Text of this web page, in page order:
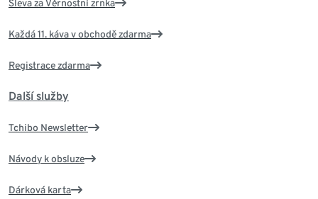
Sleva za Věrnostní zrnka
Každá 11. káva v obchodě zdarma
Registrace zdarma
Další služby
Tchibo Newsletter
Návody k obsluze
Dárková karta